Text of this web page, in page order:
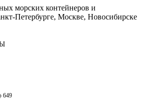
морских контейнеров и
Петербурге, Москве, Новосибирске
649